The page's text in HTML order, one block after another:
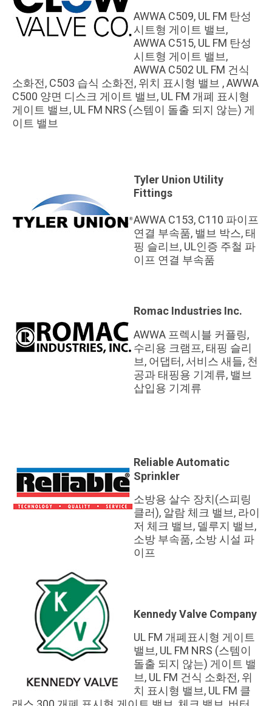
AWWA C509, UL FM 탄성
시트형 게이트 밸브,
AWWA C515, UL FM 탄성
시트형 게이트 밸브,
AWWA C502 UL FM 건식
소화전, C503 습식 소화전, 위치 표시형 밸브 , AWWA
C500 양면 디스크 게이트 밸브, UL FM 개폐 표시형
게이트 밸브, UL FM NRS (스템이 돌출 되지 않는) 게
이트 밸브
Tyler Union Utility
Fittings
AWWA C153, C110 파이프
연결 부속품, 밸브 박스, 태
핑 슬리브, UL인증 주철 파
이프 연결 부속품
Romac Industries Inc.
AWWA 프렉시블 커플링,
수리용 크램프, 태핑 슬리
브, 어댑터, 서비스 새들, 천
공과 태핑용 기계류, 밸브
삽입용 기계류
Reliable Automatic
Sprinkler
소방용 살수 장치(스피링
클러), 알람 체크 밸브, 라이
저 체크 밸브, 델루지 밸브,
소방 부속품, 소방 시설 파
이프
Kennedy Valve Company
UL FM 개폐표시형 게이트
밸브, UL FM NRS (스템이
돌출 되지 않는) 게이트 밸
브, UL FM 건식 소화전, 위
치 표시형 밸브, UL FM 클